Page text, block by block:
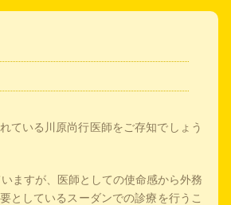
ている川原尚行医師をご存知でしょう
ますが、医師としての使命感から外務
としているスーダンでの診療を行うこ